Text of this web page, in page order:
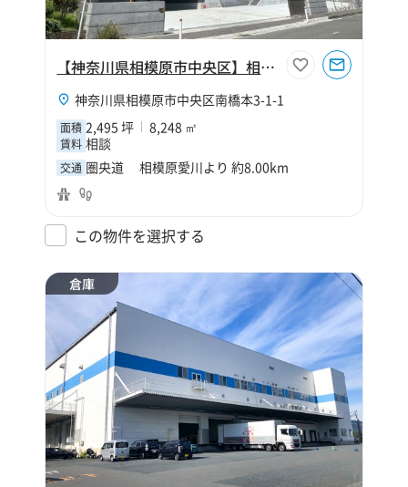
【神奈川県相模原市中央区】相模原南橋本ロジスティクスセンター
神奈川県相模原市中央区南橋本3-1-1
面積 2,495 坪 8,248 ㎡
賃料 相談
交通 圏央道 相模原愛川より 約8.00km
この物件を選択する
倉庫